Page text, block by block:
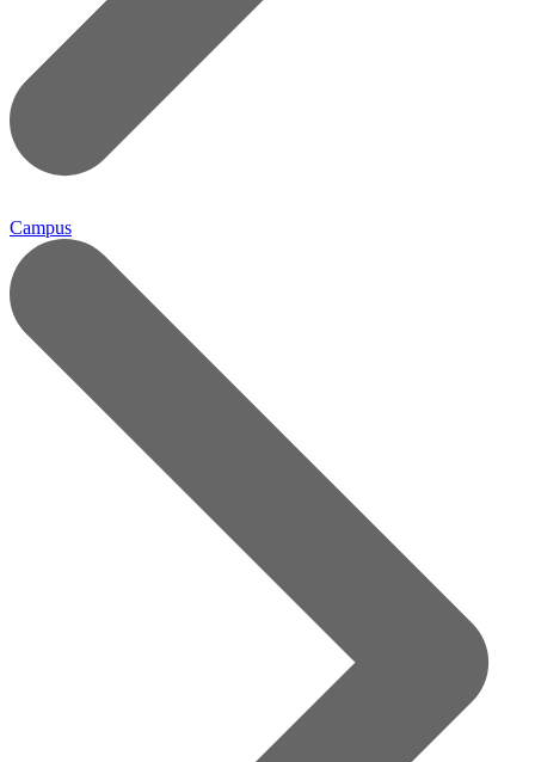
Campus